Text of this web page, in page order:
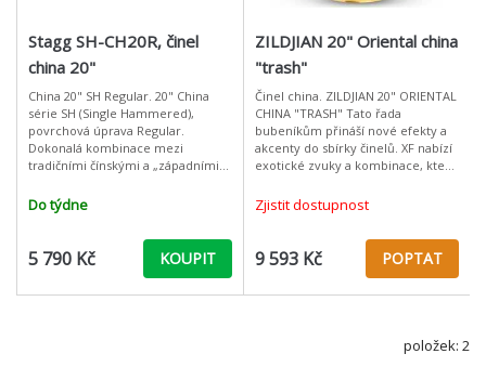
Stagg SH-CH20R, činel
china 20"
China 20" SH Regular. 20" China
série SH (Single Hammered),
povrchová úprava Regular.
Dokonalá kombinace mezi
tradičními čínskými a „západními“
kompromisů. Autentické ručně
tepané klasicky o
Do týdne
5 790 Kč KOUPIT
ZILDJIAN 20" Oriental china
"trash"
Činel china. ZILDJIAN 20" ORIENTAL
CHINA "TRASH" Tato řada
bubeníkům přináší nové efekty a
akcenty do sbírky činelů. XF nabízí
exotické zvuky a kombinace, které
hraní. Oriental Chin
Zjistit dostupnost
9 593 Kč POPTAT
položek: 2